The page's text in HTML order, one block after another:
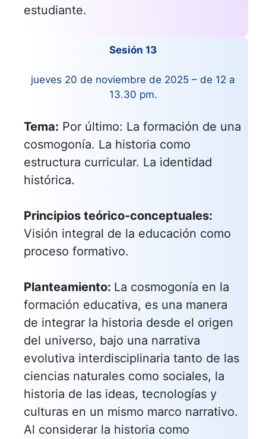
estudiante.
Sesión 13
jueves 20 de noviembre de 2025 – de 12 a
13.30 pm.
Tema: Por último: La formación de una
cosmogonía. La historia como
estructura curricular. La identidad
histórica.
Principios teórico-conceptuales:
Visión integral de la educación como
proceso formativo.
Planteamiento: La cosmogonía en la
formación educativa, es una manera
de integrar la historia desde el origen
del universo, bajo una narrativa
evolutiva interdisciplinaria tanto de las
ciencias naturales como sociales, la
historia de las ideas, tecnologías y
culturas en un mismo marco narrativo.
Al considerar la historia como